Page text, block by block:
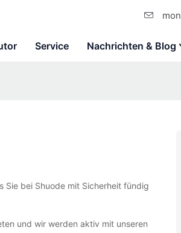
Service Nachrichten & Blog
Sie bei Shuode mit Sicherheit fündig
und wir werden aktiv mit unseren